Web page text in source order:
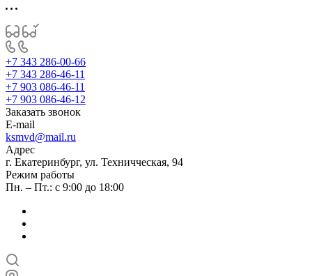
+7 343 286-00-66
+7 343 286-46-11
+7 903 086-46-11
+7 903 086-46-12
Заказать звонок
E-mail
ksmvd@mail.ru
Адрес
г. Екатеринбург, ул. Техничческая, 94
Режим работы
Пн. – Пт.: с 9:00 до 18:00